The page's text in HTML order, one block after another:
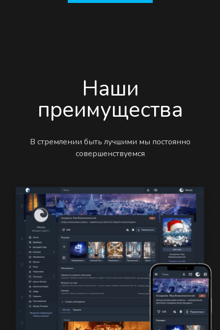
Наши
преимущества
В стремлении быть лучшими мы постоянно
совершенствуемся